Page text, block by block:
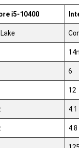
i5-10400
6
12
4.1
4.8